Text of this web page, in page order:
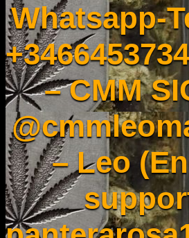
Whatsapp-
– CMM
– Leo